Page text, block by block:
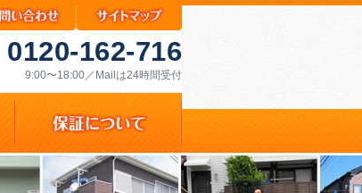
0120-162-716
9:00〜18:00／Mailは24時間受付